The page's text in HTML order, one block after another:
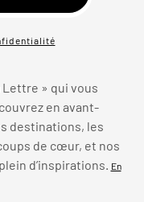
Lettre » qui vous
en avant-
destinations, les
de cœur, et nos
d’inspirations.
En